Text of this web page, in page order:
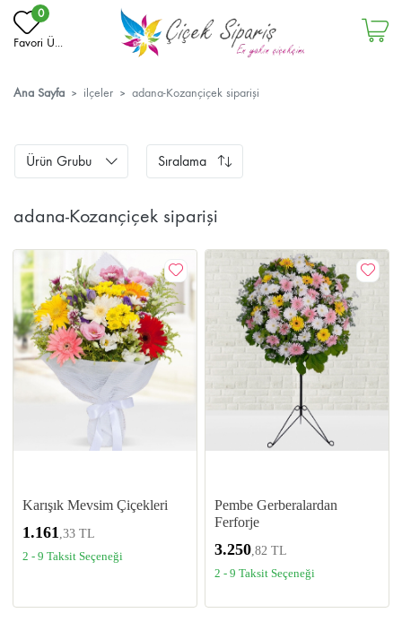
0
Favori Ü...
Ana Sayfa ilçeler adana-Kozan‎çiçek siparişi
Ürün Grubu Sıralama
adana-Kozan‎çiçek siparişi
Karışık Mevsim Çiçekleri
1.161 ,33 TL
2 - 9 Taksit Seçeneği
Pembe Gerberalardan
Ferforje
3.250 ,82 TL
2 - 9 Taksit Seçeneği